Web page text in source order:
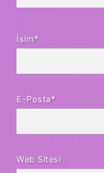
İsim*
E-Posta*
Web Sitesi